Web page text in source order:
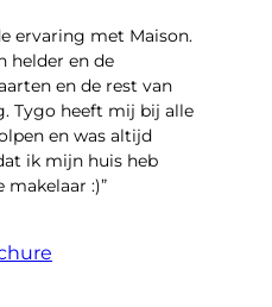
ervaring met Maison.
helder en de
en de rest van
Tygo heeft mij bij alle
en was altijd
ik mijn huis heb
makelaar :)”